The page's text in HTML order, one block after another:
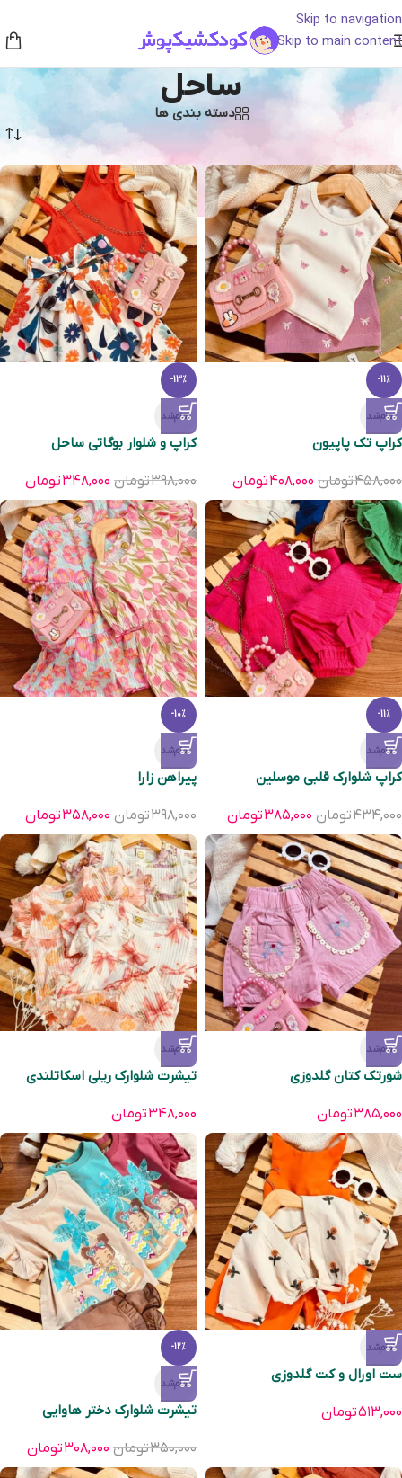
Skip to navigation
Skip to main content
ساحل
دسته بندی ها
محصولات برچسب خورده “ساحل”
-11%
تمام‌شد
کراپ تک پاپیون
۴۵۸,۰۰۰تومان ۴۰۸,۰۰۰تومان
-13%
تمام‌شد
کراپ و شلوار بوگاتی ساحل
۳۹۸,۰۰۰تومان ۳۴۸,۰۰۰تومان
-11%
تمام‌شد
کراپ شلوارک قلبی موسلین
۴۳۴,۰۰۰تومان ۳۸۵,۰۰۰تومان
-10%
تمام‌شد
پیراهن زارا
۳۹۸,۰۰۰تومان ۳۵۸,۰۰۰تومان
تمام‌شد
شورتک کتان گلدوزی
۳۸۵,۰۰۰تومان
تمام‌شد
تیشرت شلوارک ریلی اسکاتلندی
۳۴۸,۰۰۰تومان
تمام‌شد
ست اورال و کت گلدوزی
۵۱۳,۰۰۰تومان
-12%
تمام‌شد
تیشرت شلوارک دختر هاوایی
۳۵۰,۰۰۰تومان ۳۰۸,۰۰۰تومان